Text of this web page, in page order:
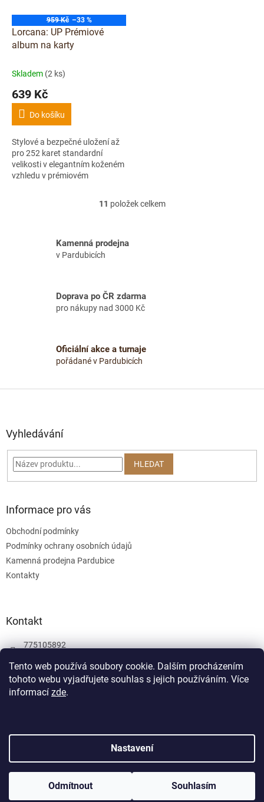
Tento web používá soubory cookie. Dalším procházením
tohoto webu vyjadřujete souhlas s jejich používáním. Více
informací zde.
Nastavení
Odmítnout Souhlasím
959 Kč –33 %
Lorcana: UP Prémiové
album na karty
Skladem (2 ks)
639 Kč
Do košíku
Stylové a bezpečné uložení až
pro 252 karet standardní
velikosti v elegantním koženém
vzhledu v prémiovém
Disney Lorcana a celoplošným
O
p
r
v
ý
i
11 položek celkem
Kamenná prodejna
v Pardubicích
Doprava po ČR zdarma
pro nákupy nad 3000 Kč
Oficiální akce a turnaje
pořádané v Pardubicích
Vyhledávání
HLEDAT
Informace pro vás
Obchodní podmínky
Podmínky ochrany osobních údajů
Kamenná prodejna Pardubice
Kontakty
Kontakt
775105892
775105892
Facebook
wombatgamescz
Wombat Games
Upravit nastavení cookies